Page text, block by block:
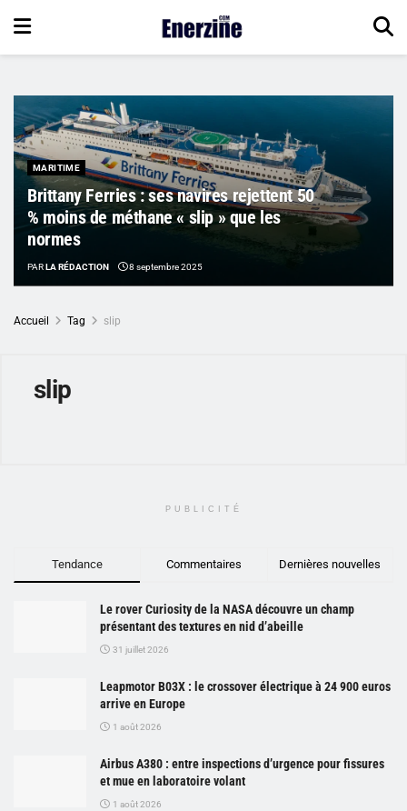
MARITIME
Brittany Ferries : ses navires rejettent 50
% moins de méthane « slip » que les
normes
PARLA RÉDACTION 8 septembre 2025
Accueil Tag slip
slip
PUBLICITÉ
Tendance Commentaires Dernières nouvelles
Le rover Curiosity de la NASA découvre un champ
présentant des textures en nid d’abeille
31 juillet 2026
Leapmotor B03X : le crossover électrique à 24 900 euros
arrive en Europe
1 août 2026
Airbus A380 : entre inspections d’urgence pour fissures
et mue en laboratoire volant
1 août 2026